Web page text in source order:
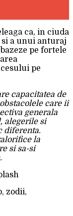
ca, in ciuda
a unui anturaj
pe fortele
pe
capacitatea de
care ii
generala
alegerile si
diferenta.
la
si sa-si
zodii,